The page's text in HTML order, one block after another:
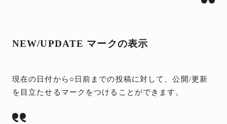
NEW/UPDATE マークの表示
現在の日付から○日前までの投稿に対して、公開/更新
を目立たせるマークをつけることができます。